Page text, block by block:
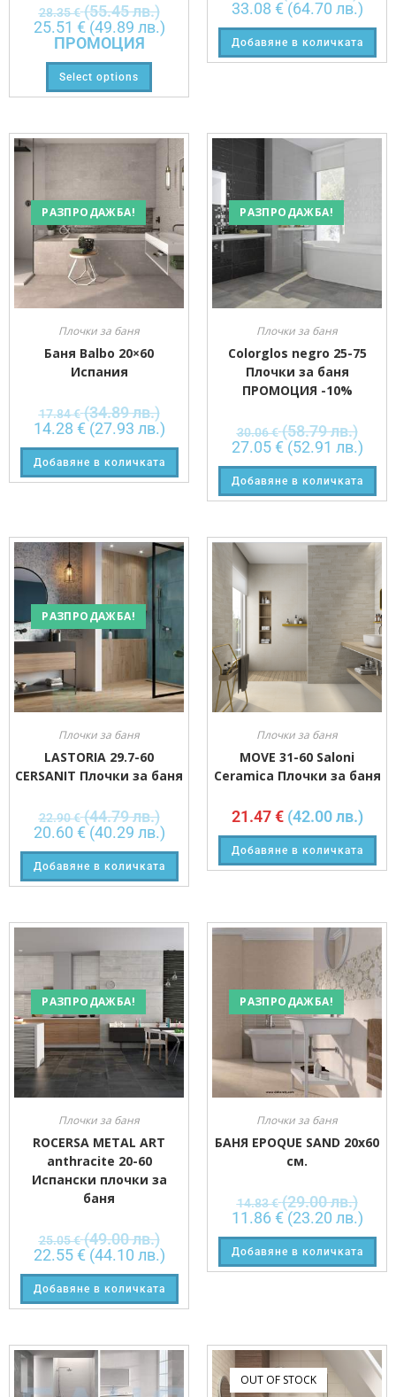
28.35€ (55.45 лв.)
25.51 € (49.89 лв.)
ПРОМОЦИЯ
Select options
33.08 € (64.70 лв.)
Добавяне в количката
РАЗПРОДАЖБА!
Плочки за баня
Баня Balbo 20×60
Испания
17.84€ (34.89 лв.)
14.28 € (27.93 лв.)
Добавяне в количката
РАЗПРОДАЖБА!
Плочки за баня
Colorglos negro 25-75
Плочки за баня
ПРОМОЦИЯ -10%
30.06€ (58.79 лв.)
27.05€ (52.91 лв.)
Добавяне в количката
РАЗПРОДАЖБА!
Плочки за баня
LASTORIA 29.7-60
CERSANIT Плочки за баня
22.90€ (44.79 лв.)
20.60 € (40.29 лв.)
Добавяне в количката
Плочки за баня
MOVE 31-60 Saloni
Ceramica Плочки за баня
21.47€ (42.00 лв.)
Добавяне в количката
РАЗПРОДАЖБА!
Плочки за баня
ROCERSA METAL ART
anthracite 20-60
Испански плочки за
баня
25.05€ (49.00 лв.)
22.55€ (44.10 лв.)
Добавяне в количката
РАЗПРОДАЖБА!
Плочки за баня
БАНЯ EPOQUE SAND 20х60
см.
14.83€ (29.00 лв.)
11.86€ (23.20 лв.)
Добавяне в количката
OUT OF STOCK